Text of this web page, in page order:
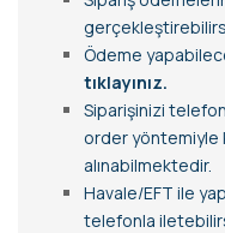
Ödeme
tıklayınız.
Siparişinizi
order yöntemiyle
alınabilmektedir.
Havale/EFT ile
telefonla